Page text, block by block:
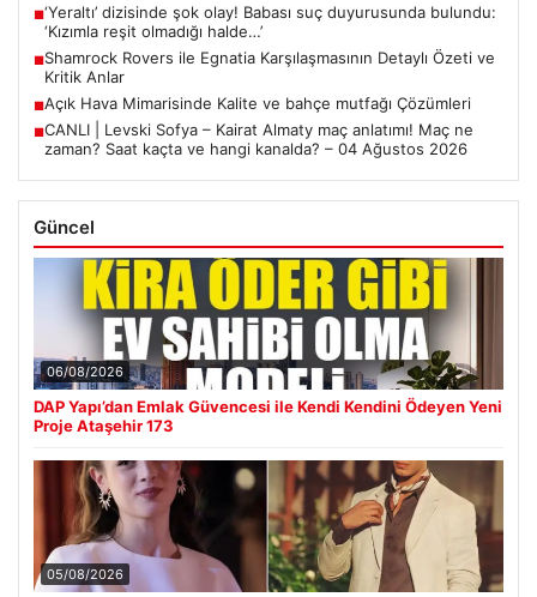
■‘Yeraltı’ dizisinde şok olay! Babası suç duyurusunda bulundu:
‘Kızımla reşit olmadığı halde…’
■Shamrock Rovers ile Egnatia Karşılaşmasının Detaylı Özeti ve
Kritik Anlar
■Açık Hava Mimarisinde Kalite ve bahçe mutfağı Çözümleri
■CANLI | Levski Sofya – Kairat Almaty maç anlatımı! Maç ne
zaman? Saat kaçta ve hangi kanalda? – 04 Ağustos 2026
Güncel
06/08/2026
DAP Yapı’dan Emlak Güvencesi ile Kendi Kendini Ödeyen Yeni
Proje Ataşehir 173
05/08/2026